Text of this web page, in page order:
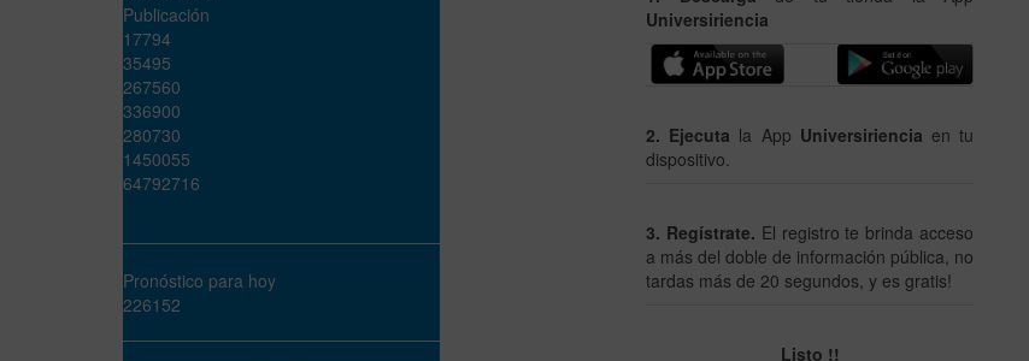
Universiriencia
2. Ejecuta la App Universiriencia en tu
dispositivo.
3. Regístrate. El registro te brinda acceso
a más del doble de información pública, no
tardas más de 20 segundos, y es gratis!
Listo !!
Publicación
17794
35495
267560
336900
280730
1450055
64792716
Pronóstico para hoy
226152